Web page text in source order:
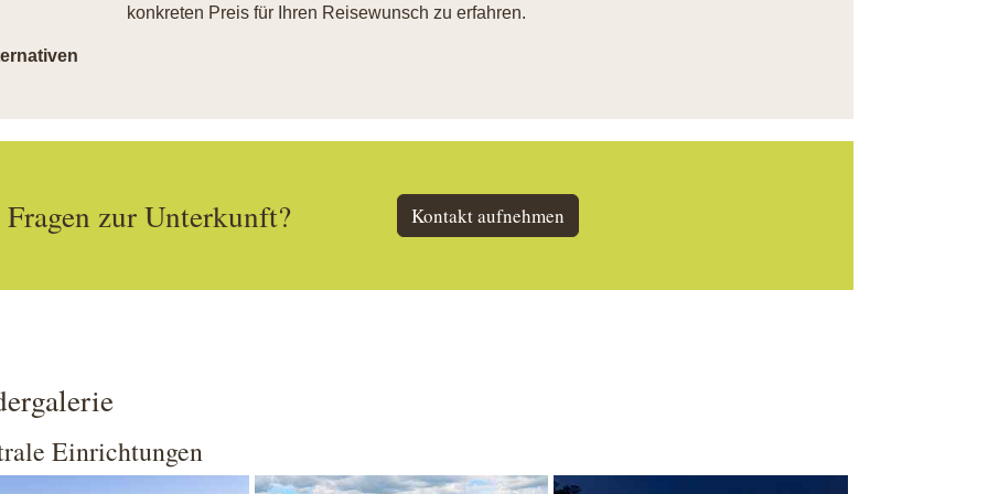
konkreten Preis für Ihren Reisewunsch zu erfahren.
Fragen zur Unterkunft? Kontakt aufnehmen
Einrichtungen
Show larger version Show larger version